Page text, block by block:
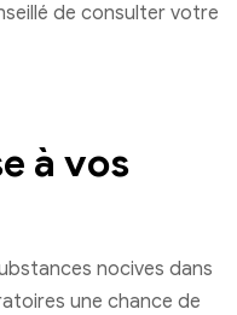
de consulter votre
à vos
nocives dans
une chance de